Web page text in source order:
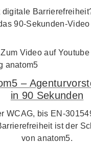
digitale
90-Sekunden-
–
in 90 Sekunden
WCAG, bis EN-
ist der
von anatom5.